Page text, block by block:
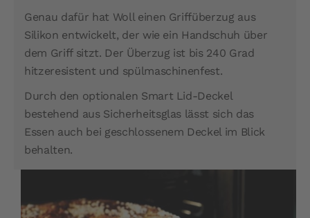
Genau dafür hat Woll einen Griffüberzug aus
Silikon entwickelt, der wie ein Handschuh über
dem Griff sitzt. Der Überzug ist bis 240 Grad
hitzeresistent und spülmaschinenfest.
Durch den optionalen Smart Lid-Deckel
bestehend aus Sicherheitsglas lässt sich das
Essen auch bei geschlossenem Deckel im Blick
behalten.